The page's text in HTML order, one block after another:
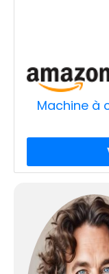
Machine à